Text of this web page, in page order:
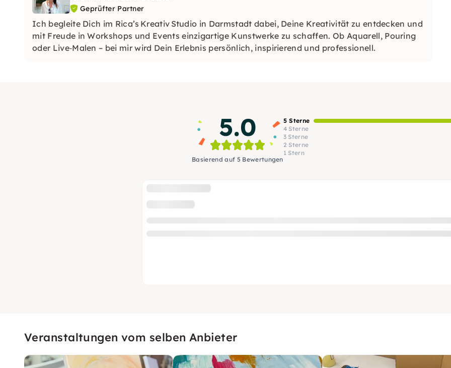
Geprüfter Partner
Ich begleite Dich im Rica’s Kreativ Studio in Darmstadt dabei, Deine Kreativität zu entdecken und
mit Freude in Workshops und Events einzigartige Kunstwerke zu schaffen. Ob Aquarell, Pouring
oder Live‑Malen – bei mir wird Dein Erlebnis persönlich, inspirierend und professionell.
5.0
Basierend auf 5 Bewertungen
5 Sterne
4 Sterne
3 Sterne
2 Sterne
1 Stern
Veranstaltungen vom selben Anbieter